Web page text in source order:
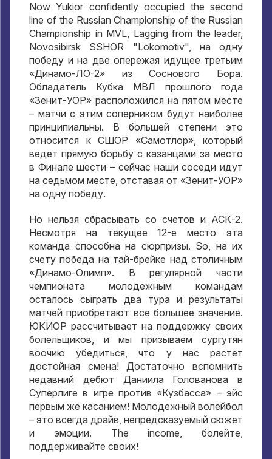
Now Yukior confidently occupied the second
line of the Russian Championship of the Russian
Championship in MVL, Lagging from the leader,
Novosibirsk SSHOR "Lokomotiv", на одну
победу и на две опережая идущее третьим
«Динамо-ЛО-2» из Соснового Бора.
Обладатель Кубка МВЛ прошлого года
«Зенит-УОР» расположился на пятом месте
– матчи с этим соперником будут наиболее
принципиальны. В большей степени это
относится к СШОР «Самотлор», который
ведет прямую борьбу с казанцами за место
в Финале шести – сейчас наши соседи идут
на седьмом месте, отставая от «Зенит-УОР»
на одну победу.
Но нельзя сбрасывать со счетов и АСК-2.
Несмотря на текущее 12-е место эта
команда способна на сюрпризы. So, на их
счету победа на тай-брейке над столичным
«Динамо-Олимп». В регулярной части
чемпионата молодежным командам
осталось сыграть два тура и результаты
матчей приобретают все большее значение.
ЮКИОР рассчитывает на поддержку своих
болельщиков, и мы призываем сургутян
воочию убедиться,что у нас растет
достойная смена!Достаточно вспомнить
недавний дебют Даниила Голованова в
Суперлиге в игре против «Кузбасса» –эйс
первым же касанием! Молодежный волейбол
– это всегда драйв, непредсказуемый сюжет
и эмоции. The income, болейте,
поддерживайте своих!